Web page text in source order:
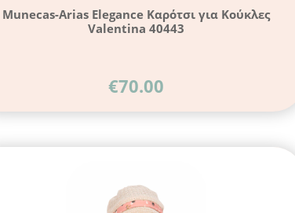
Munecas-Arias Elegance Καρότσι για Κούκλες
Valentina 40443
€70.00